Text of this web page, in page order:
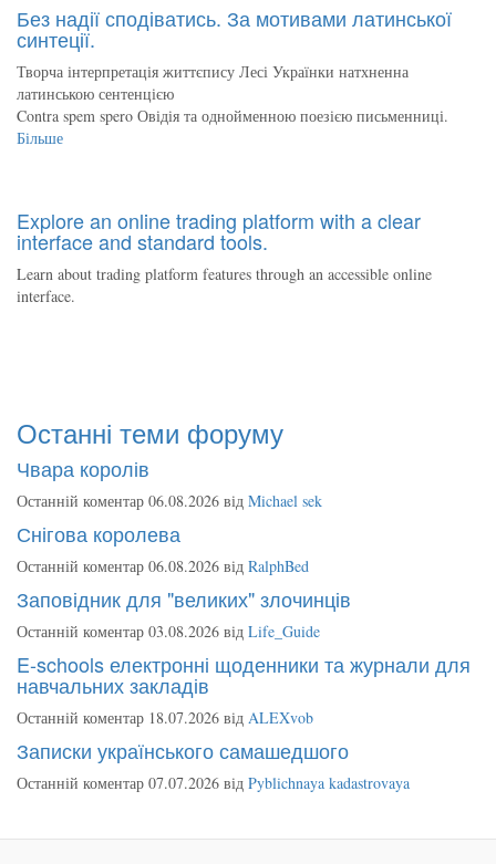
Без надії сподіватись. За мотивами латинської
синтеції.
Творча інтерпретація життєпису Лесі Українки натхненна
латинською сентенцією
Contra spem spero Овідія та однойменною поезією письменниці.
Більше
Explore an online trading platform with a clear
interface and standard tools.
Learn about trading platform features through an accessible online
interface.
Останні теми форуму
Чвара королів
Останній коментар 06.08.2026 від Michael sek
Снігова королева
Останній коментар 06.08.2026 від RalphBed
Заповідник для "великих" злочинців
Останній коментар 03.08.2026 від Life_Guide
E-schools електронні щоденники та журнали для
навчальних закладів
Останній коментар 18.07.2026 від ALEXvob
Записки українського самашедшого
Останній коментар 07.07.2026 від Pyblichnaya kadastrovaya